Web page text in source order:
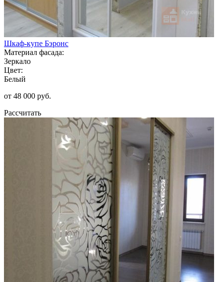
Шкаф-купе Бэронс
Материал фасада:
Зеркало
Цвет:
Белый
от 48 000 руб.
Рассчитать